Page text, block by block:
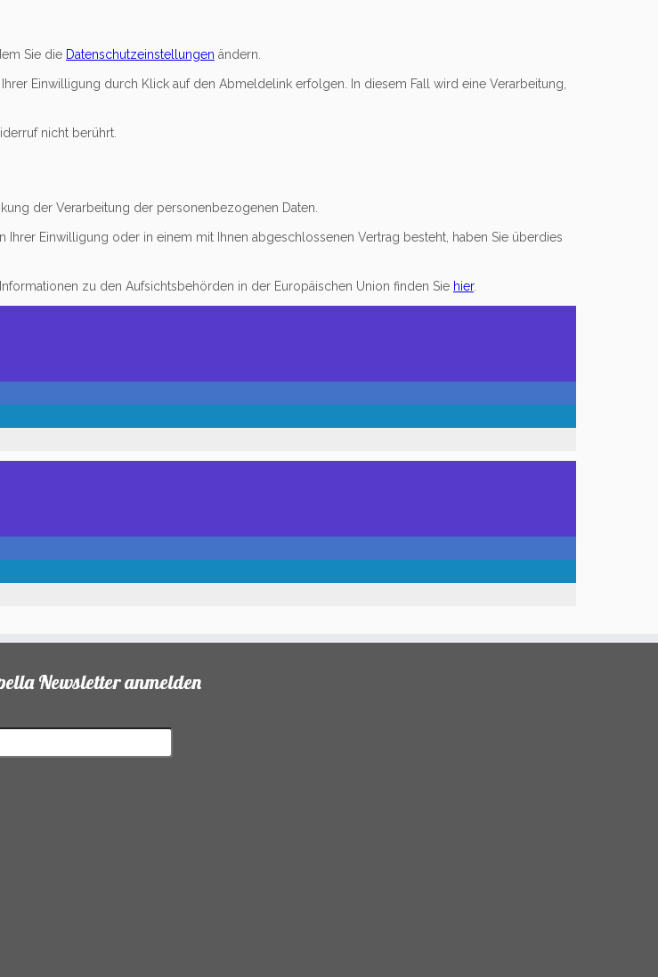
Sie die Datenschutzeinstellungen ändern.
Einwilligung durch Klick auf den Abmeldelink erfolgen. In diesem Fall wird eine Verarbeitung,
nicht berührt.
der Verarbeitung der personenbezogenen Daten.
Einwilligung oder in einem mit Ihnen abgeschlossenen Vertrag besteht, haben Sie überdies
zu den Aufsichtsbehörden in der Europäischen Union finden Sie hier.
Newsletter anmelden